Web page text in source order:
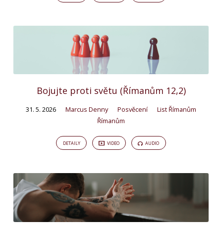
Bojujte proti světu (Římanům 12,2)
31. 5. 2026 Marcus Denny Posvěcení
List Římanům
Římanům
DETAILY VIDEO AUDIO